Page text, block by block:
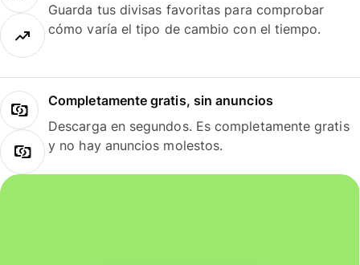
Guarda tus divisas favoritas para comprobar
cómo varía el tipo de cambio con el tiempo.
Completamente gratis, sin anuncios
Descarga en segundos. Es completamente gratis
y no hay anuncios molestos.